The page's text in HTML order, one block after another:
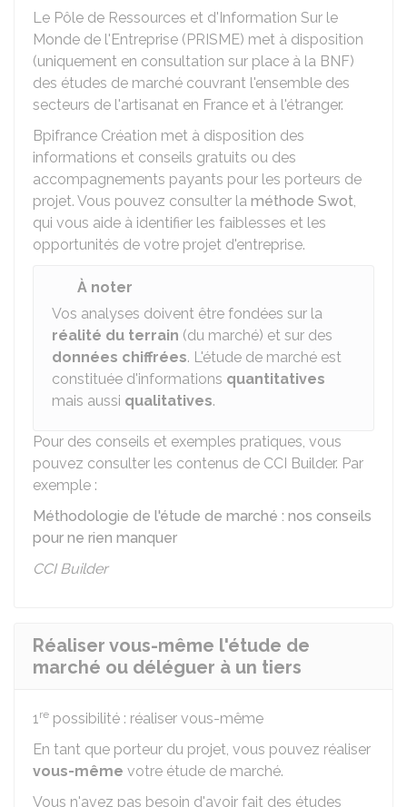
Le Pôle de Ressources et d'Information Sur le
Monde de l'Entreprise (PRISME) met à disposition
(uniquement en consultation sur place à la BNF)
des études de marché couvrant l'ensemble des
secteurs de l'artisanat en France et à l'étranger.
Bpifrance Création met à disposition des
informations et conseils gratuits ou des
accompagnements payants pour les porteurs de
projet. Vous pouvez consulter la méthode Swot,
qui vous aide à identifier les faiblesses et les
opportunités de votre projet d'entreprise.
À noter
Vos analyses doivent être fondées sur la
réalité du terrain (du marché) et sur des
données chiffrées. L'étude de marché est
constituée d'informations quantitatives
mais aussi qualitatives.
Pour des conseils et exemples pratiques, vous
pouvez consulter les contenus de CCI Builder. Par
exemple :
Méthodologie de l'étude de marché : nos conseils
pour ne rien manquer
CCI Builder
Réaliser vous-même l'étude de
marché ou déléguer à un tiers
1re possibilité : réaliser vous-même
En tant que porteur du projet, vous pouvez réaliser
vous-même votre étude de marché.
Vous n'avez pas besoin d'avoir fait des études